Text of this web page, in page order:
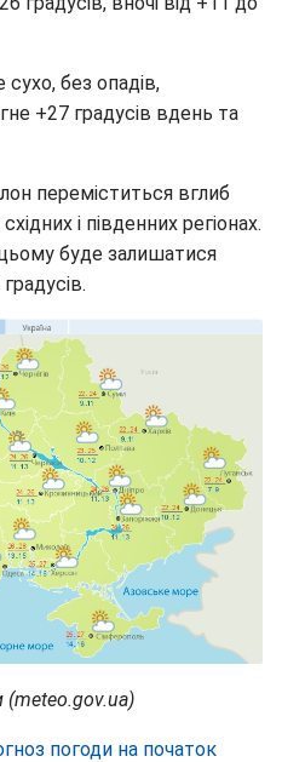
сухо, без опадів,
+27 градусів вдень та
переміститься вглиб
і південних регіонах.
буде залишатися
(meteo.gov.ua)
погоди на початок